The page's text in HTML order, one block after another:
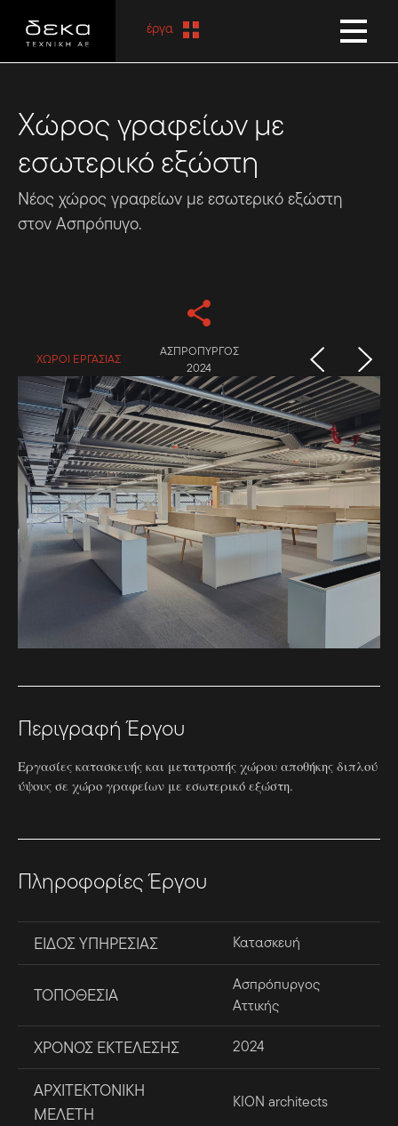
έργα
Χώρος γραφείων με
εσωτερικό εξώστη
Νέος χώρος γραφείων με εσωτερικό εξώστη
στον Ασπρόπυγο.
ΧΩΡΟΙ ΕΡΓΑΣΙΑΣ
ΑΣΠΡΟΠΥΡΓΟΣ
2024
Περιγραφή Έργου
Εργασίες κατασκευής και μετατροπής χώρου αποθήκης διπλού
ύψους σε χώρο γραφείων με εσωτερικό εξώστη.
Πληροφορίες Έργου
ΕΙΔΟΣ ΥΠΗΡΕΣΙΑΣ Κατασκευή
ΤΟΠΟΘΕΣΙΑ
Ασπρόπυργος
Αττικής
ΧΡΟΝΟΣ ΕΚΤΕΛΕΣΗΣ 2024
ΑΡΧΙΤΕΚΤΟΝΙΚΗ
ΜΕΛΕΤΗ
KION architects